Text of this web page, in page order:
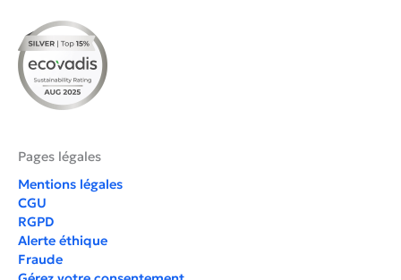
Pages légales
Mentions légales
CGU
RGPD
Alerte éthique
Fraude